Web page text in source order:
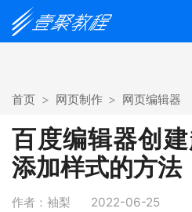
首页 网页制作 网页编辑器
百度编辑器创
添加样式的方法
作者：袖梨 2022-06-25